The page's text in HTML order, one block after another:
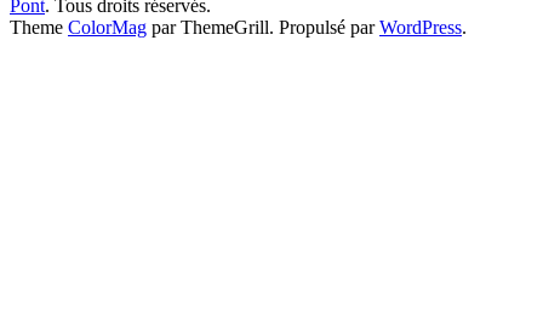
Pont. Tous droits réservés.
Theme ColorMag par ThemeGrill. Propulsé parWordPress.